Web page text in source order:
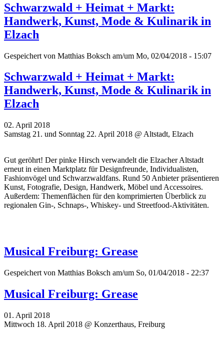
Schwarzwald + Heimat + Markt:
Handwerk, Kunst, Mode & Kulinarik in
Elzach
Gespeichert von Matthias Boksch am/um Mo, 02/04/2018 - 15:07
Schwarzwald + Heimat + Markt:
Handwerk, Kunst, Mode & Kulinarik in
Elzach
02. April 2018
Samstag 21. und Sonntag 22. April 2018 @ Altstadt, Elzach
Gut geröhrt! Der pinke Hirsch verwandelt die Elzacher Altstadt
erneut in einen Marktplatz für Designfreunde, Individualisten,
Fashionvögel und Schwarzwaldfans. Rund 50 Anbieter präsentieren
Kunst, Fotografie, Design, Handwerk, Möbel und Accessoires.
Außerdem: Themenflächen für den komprimierten Überblick zu
regionalen Gin-, Schnaps-, Whiskey- und Streetfood-Aktivitäten.
Musical Freiburg: Grease
Gespeichert von Matthias Boksch am/um So, 01/04/2018 - 22:37
Musical Freiburg: Grease
01. April 2018
Mittwoch 18. April 2018 @ Konzerthaus, Freiburg